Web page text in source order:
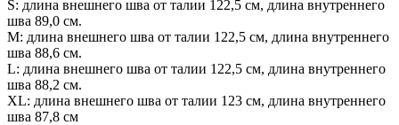
S: длина внешнего шва от талии 122,5 см, длина внутреннего
шва 89,0 см.
М: длина внешнего шва от талии 122,5 см, длина внутреннего
шва 88,6 см.
L: длина внешнего шва от талии 122,5 см, длина внутреннего
шва 88,2 см.
XL: длина внешнего шва от талии 123 см, длина внутреннего
шва 87,8 см